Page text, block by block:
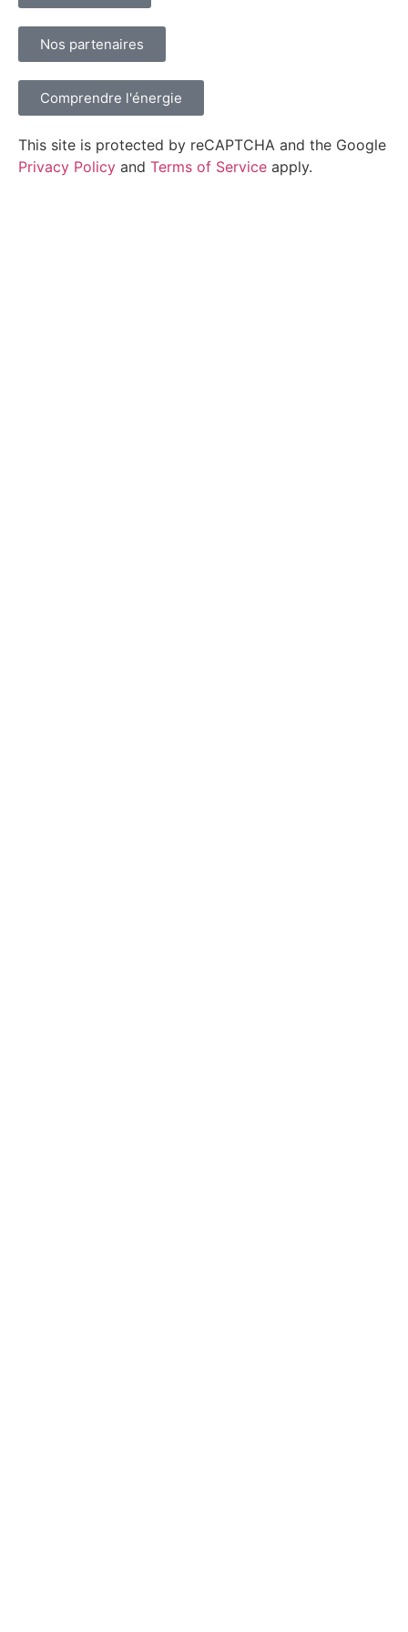
Nos partenaires
Comprendre l'énergie
This site is protected by reCAPTCHA and the Google
Privacy Policy and Terms of Service apply.